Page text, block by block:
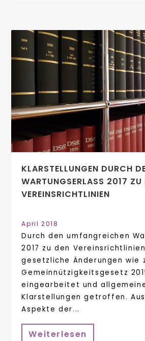
KLARSTELLUNGEN DURCH
WARTUNGSERLASS 2017 ZU
VEREINSRICHTLINIEN
April 2018
Durch den umfangreichen
2017 zu den
gesetzliche Änderungen wie
Gemeinnützigkeitsgesetz
eingearbeitet und
Klarstellungen getroffen.
Aspekte der...
Weiterlesen